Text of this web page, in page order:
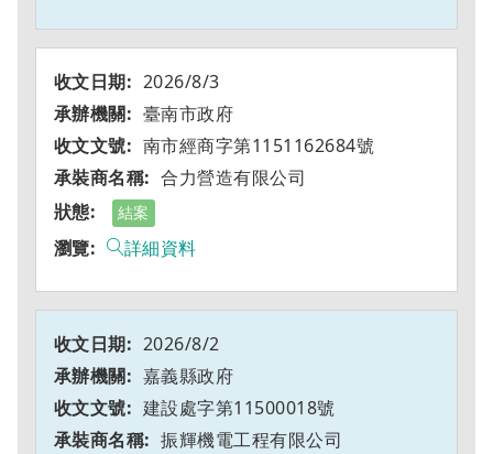
2026/8/3
臺南市政府
南市經商字第1151162684號
合力營造有限公司
結案
詳細資料
2026/8/2
嘉義縣政府
建設處字第11500018號
振輝機電工程有限公司